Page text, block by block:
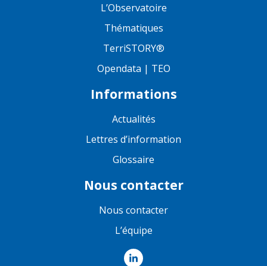
L’Observatoire
Thématiques
TerriSTORY®
Opendata | TEO
Informations
Actualités
Lettres d’information
Glossaire
Nous contacter
Nous contacter
L’équipe